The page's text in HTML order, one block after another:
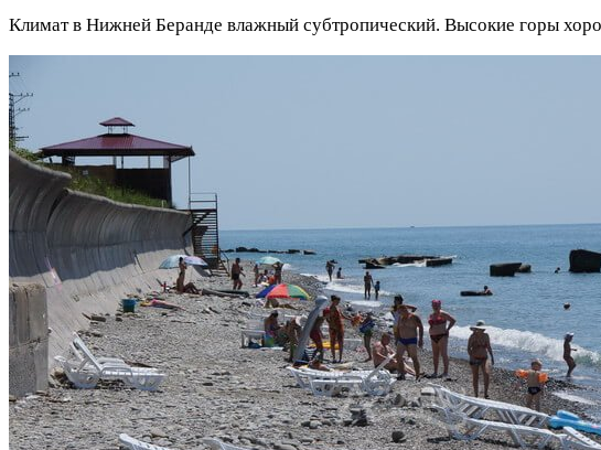
Климат в Нижней Беранде влажный субтропический. Высокие горы